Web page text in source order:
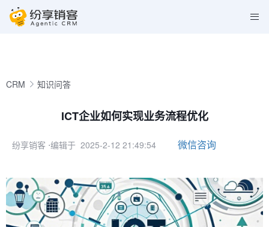
CRM 知识问答
ICT企业如何实现业务流程优化
纷享销客 ⋅编辑于 2025-2-12 21:49:54 微信咨询